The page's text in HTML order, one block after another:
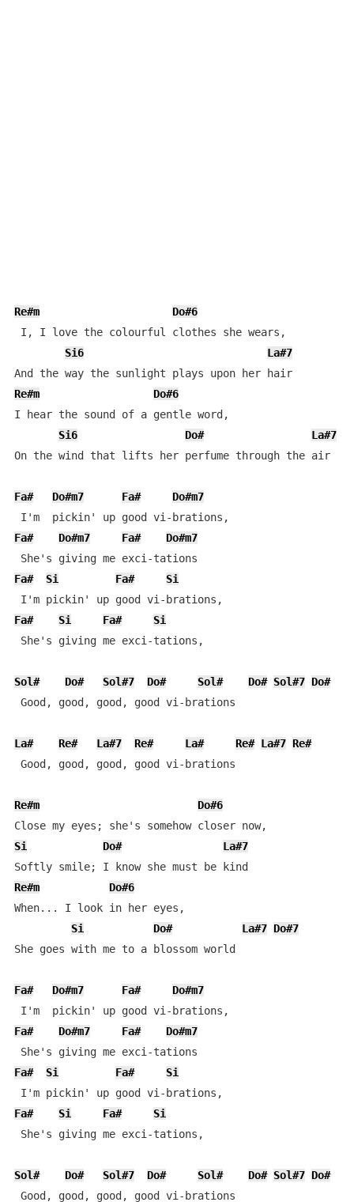
Re#m
Do#6
I, I love the colourful clothes she wears,
Si6
La#7
And the way the sunlight plays upon her hair
Re#m
Do#6
I hear the sound of a gentle word,
Si6
Do# La#7
On the wind that lifts her perfume through the air
Fa# Do#m7 Fa#
Do#m7
Fa#
Do#m7 Fa#
Do#m7
Fa#
Si Fa#
Si
Fa#
Si Fa#
Si
She's giving me exci-tations,
Sol# Do# Sol#7 Do# Sol# Do# Sol#7 Do#
Good, good, good, good vi-brations
La# Re# La#7 Re# La# Re# La#7 Re#
Good, good, good, good vi-brations
Re#m
Do#6
Si
Do#
La#7
Re#m
Do#6
When... I look in her eyes,
Si
Do# La#7 Do#7
She goes with me to a blossom world
Fa# Do#m7 Fa#
Do#m7
Fa#
Do#m7 Fa#
Do#m7
Fa#
Si Fa#
Si
Fa#
Si Fa#
Si
She's giving me exci-tations,
Sol# Do# Sol#7 Do# Sol# Do# Sol#7 Do#
Good, good, good, good vi-brations